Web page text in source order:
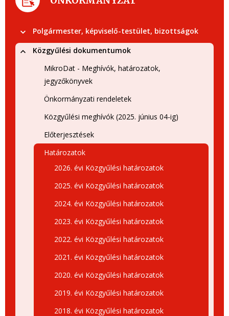
Polgármester, képviselő-testület, bizottságok
Közgyűlési dokumentumok
MikroDat - Meghívók, határozatok,
jegyzőkönyvek
Önkormányzati rendeletek
Közgyűlési meghívók (2025. június 04-ig)
Előterjesztések
Határozatok
2026. évi Közgyűlési határozatok
2025. évi Közgyűlési határozatok
2024. évi Közgyűlési határozatok
2023. évi Közgyűlési határozatok
2022. évi Közgyűlési határozatok
2021. évi Közgyűlési határozatok
2020. évi Közgyűlési határozatok
2019. évi Közgyűlési határozatok
2018. évi Közgyűlési határozatok